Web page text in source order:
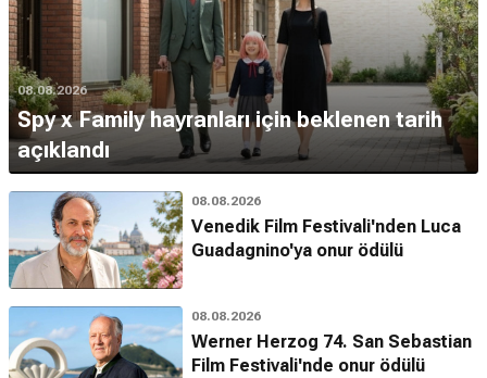
08.08.2026
Spy x Family hayranları için beklenen tarih
açıklandı
08.08.2026
Venedik Film Festivali'nden Luca
Guadagnino'ya onur ödülü
08.08.2026
Werner Herzog 74. San Sebastian
Film Festivali'nde onur ödülü